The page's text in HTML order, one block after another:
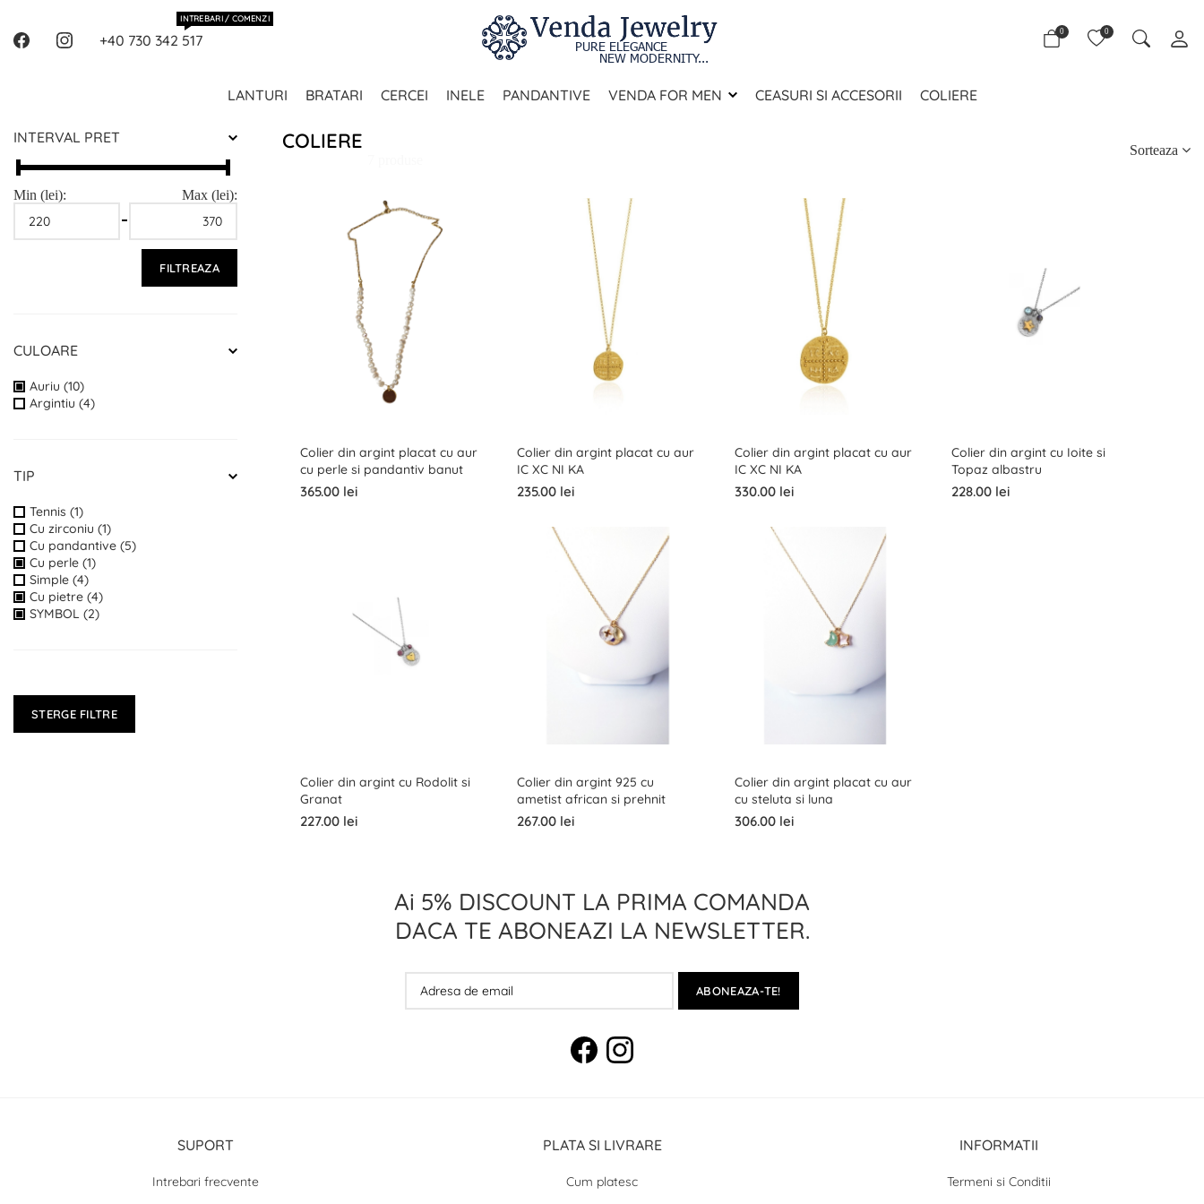
+40 730 342 517
INTREBARI / COMENZI
0 0
LANTURI BRATARI CERCEI INELE PANDANTIVE VENDA FOR MEN CEASURI SI ACCESORII COLIERE
INTERVAL PRET
Min (lei): Max (lei):
FILTREAZA
CULOARE
Auriu (10)
Argintiu (4)
TIP
Tennis (1)
Cu zirconiu (1)
Cu pandantive (5)
Cu perle (1)
Simple (4)
Cu pietre (4)
SYMBOL (2)
STERGE FILTRE
COLIERE Sorteaza
Colier din argint placat cu aur
cu perle si pandantiv banut
365.00 lei
Colier din argint placat cu aur
IC XC NI KA
235.00 lei
Colier din argint placat cu aur
IC XC NI KA
330.00 lei
Colier din argint cu Ioite si
Topaz albastru
228.00 lei
Colier din argint cu Rodolit si
Granat
227.00 lei
Colier din argint 925 cu
ametist african si prehnit
267.00 lei
Colier din argint placat cu aur
cu steluta si luna
306.00 lei
Ai 5% DISCOUNT LA PRIMA COMANDA
DACA TE ABONEAZI LA NEWSLETTER.
ABONEAZA-TE!
SUPORT
Intrebari frecvente
PLATA SI LIVRARE
Cum platesc
INFORMATII
Termeni si Conditii